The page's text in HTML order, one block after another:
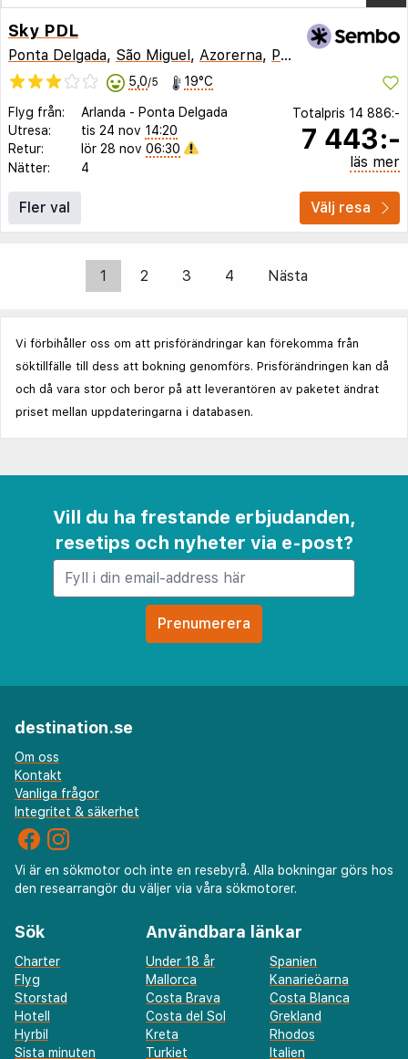
Sky PDL
Ponta Delgada, São Miguel , Azorerna, Portugal
5,0/5 19°C
Flyg från: Arlanda - Ponta Delgada
Utresa:
tis 24 nov 14:20
Retur:
lör 28 nov 06:30
Nätter:
4
Totalpris 14 886:-
7 443:-
läs mer
Fler val Välj resa
1 2 3 4 Nästa
Vi förbihåller oss om att prisförändringar kan förekomma från
söktillfälle till dess att bokning genomförs. Prisförändringen kan då
och då vara stor och beror på att leverantören av paketet ändrat
priset mellan uppdateringarna i databasen.
Vill du ha frestande erbjudanden,
resetips och nyheter via e-post?
destination.se
Om oss
Kontakt
Vanliga frågor
Integritet & säkerhet
Vi är en sökmotor och inte en resebyrå. Alla bokningar görs hos
den researrangör du väljer via våra sökmotorer.
Sök
Charter
Flyg
Storstad
Hotell
Hyrbil
Sista minuten
Användbara länkar
Under 18 år
Spanien
Mallorca
Kanarieöarna
Costa Brava
Costa Blanca
Costa del Sol
Grekland
Kreta
Rhodos
Turkiet
Italien